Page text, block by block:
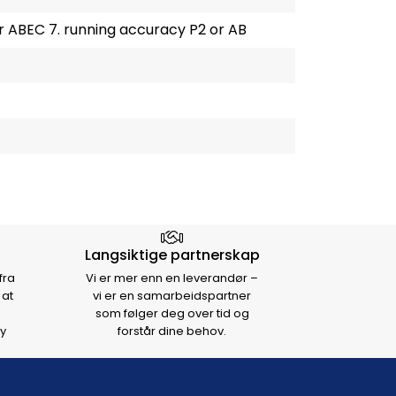
7. running accuracy P2 or AB
Langsiktige partnerskap
Vi er mer enn en leverandør –
vi er en samarbeidspartner
som følger deg over tid og
forstår dine behov.